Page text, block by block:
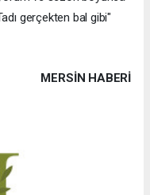
gerçekten bal gibi"
MERSIN HABERİ